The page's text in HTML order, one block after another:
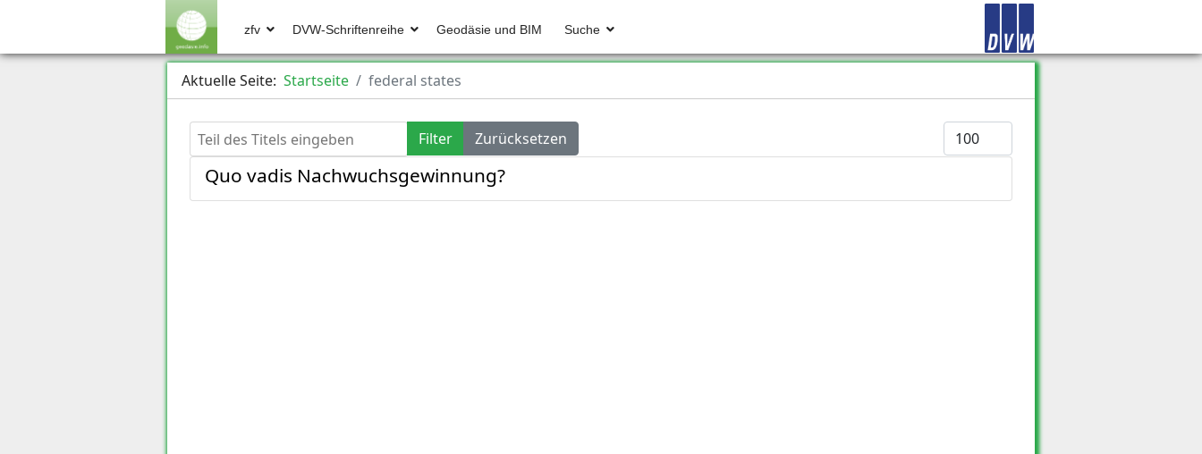
zfv DVW-Schriftenreihe Geodäsie und BIM Suche
Aktuelle Seite: Startseite federal states
Teil des Titels eingeben Filter Zurücksetzen Anzeige #
Quo vadis Nachwuchsgewinnung?